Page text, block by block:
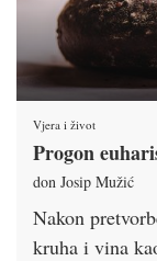
Vjera i život
Progon
don Josip Mužić
Nakon
kruha i vina